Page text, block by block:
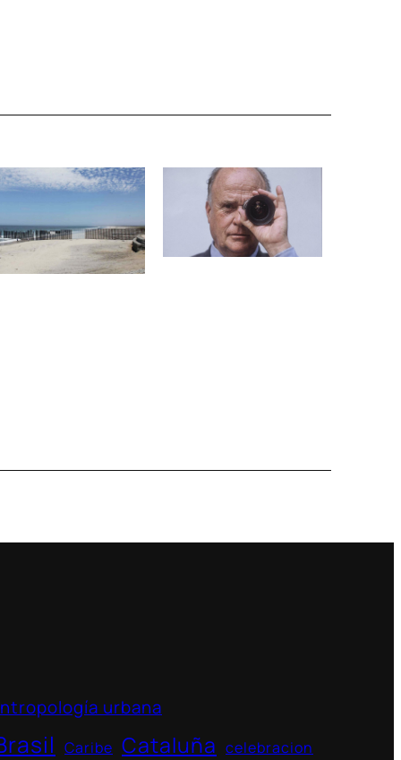
urbana
Caribe Cataluña celebracion